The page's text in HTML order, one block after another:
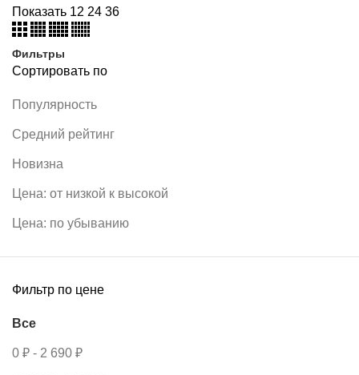
Показать 12 24 36
Фильтры
Сортировать по
Популярность
Средний рейтинг
Новизна
Цена: от низкой к высокой
Цена: по убыванию
Фильтр по цене
Все
0 ₽ - 2 690 ₽